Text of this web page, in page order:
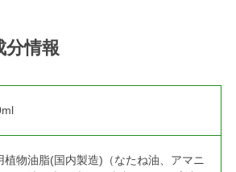
分情報
植物油脂(国内製造)（なたね油、アマニ